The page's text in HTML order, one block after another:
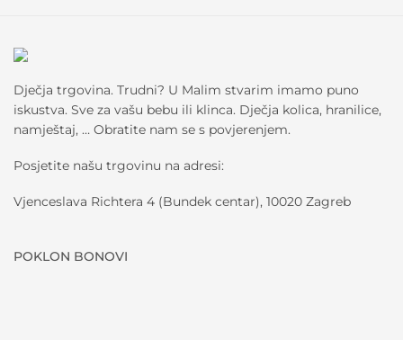
Dječja trgovina. Trudni? U Malim stvarim imamo puno
iskustva. Sve za vašu bebu ili klinca. Dječja kolica, hranilice,
namještaj, … Obratite nam se s povjerenjem.
Posjetite našu trgovinu na adresi:
Vjenceslava Richtera 4 (Bundek centar), 10020 Zagreb
POKLON BONOVI